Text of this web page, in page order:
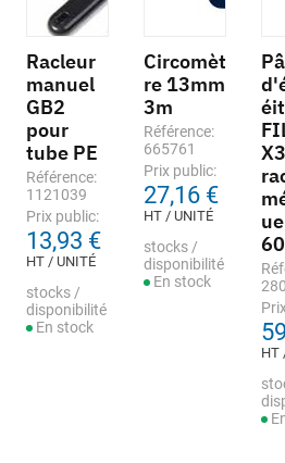
Racleur
manuel
GB2
pour
tube PE
Référence:
1121039
Prix public:
13,93 €
HT / UNITÉ
stocks /
disponibilité
En stock
Circomèt
re 13mm
3m
Référence:
665761
Prix public:
27,16 €
HT / UNITÉ
stocks /
disponibilité
En stock
HT